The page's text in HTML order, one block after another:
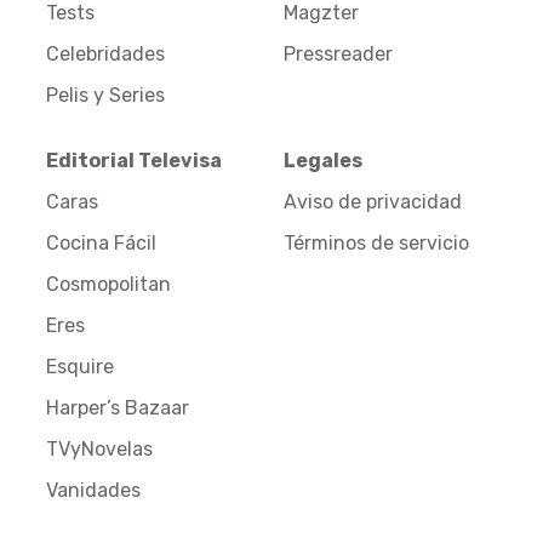
Tests
Celebridades
Pelis y Series
Magzter
Pressreader
Editorial Televisa
Caras
Cocina Fácil
Cosmopolitan
Eres
Esquire
Harper’s Bazaar
TVyNovelas
Vanidades
Legales
Aviso de privacidad
Términos de servicio